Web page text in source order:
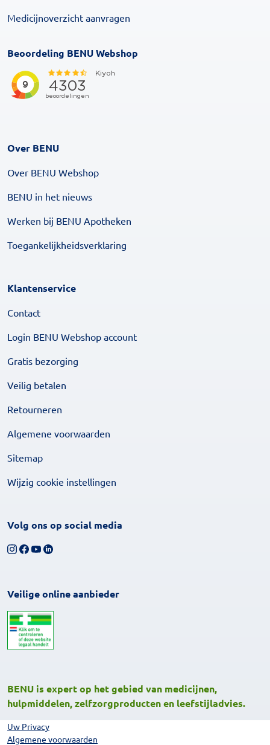
Medicijnoverzicht aanvragen
Beoordeling BENU Webshop
Over BENU
Over BENU Webshop
BENU in het nieuws
Werken bij BENU Apotheken
Toegankelijkheidsverklaring
Klantenservice
Contact
Login BENU Webshop account
Gratis bezorging
Veilig betalen
Retourneren
Algemene voorwaarden
Sitemap
Wijzig cookie instellingen
Volg ons op social media
Volg ons op Instagram
Volg ons op Facebook
Bekijk ons YouTube-kanaal
Volg ons op LinkedIn
Veilige online aanbieder
BENU is expert op het gebied van medicijnen,
hulpmiddelen, zelfzorgproducten en leefstijladvies.
Uw Privacy
Algemene voorwaarden